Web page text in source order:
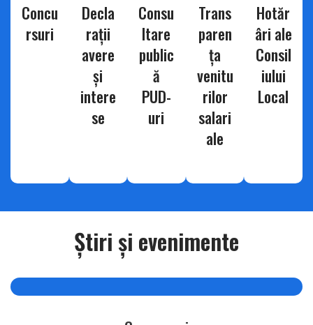
Concu
rsuri
Decla
rații
avere
și
intere
se
Consu
ltare
public
ă
PUD-
uri
Trans
paren
ța
venitu
rilor
salari
ale
Hotăr
âri ale
Consil
iului
Local
Ştiri şi evenimente